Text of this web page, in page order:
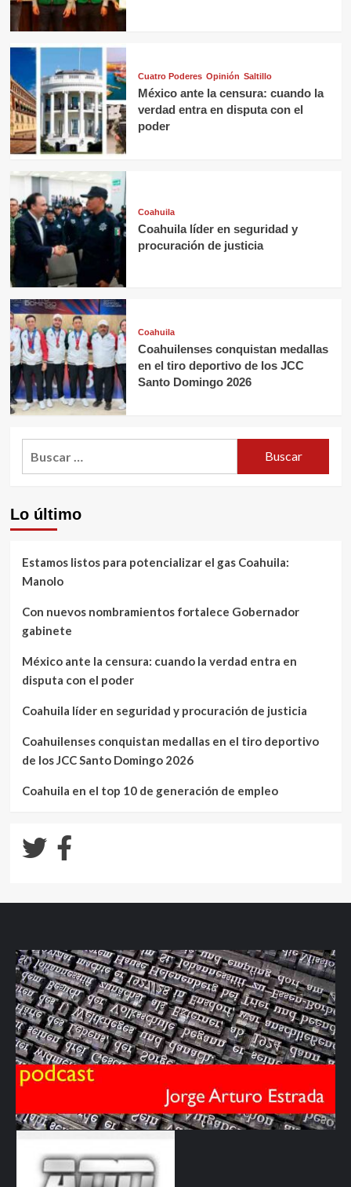
Cuatro Poderes Opinión Saltillo
México ante la censura: cuando la
verdad entra en disputa con el
poder
Coahuila
Coahuila líder en seguridad y
procuración de justicia
Coahuila
Coahuilenses conquistan medallas
en el tiro deportivo de los JCC
Santo Domingo 2026
Lo último
Estamos listos para potencializar el gas Coahuila:
Manolo
Con nuevos nombramientos fortalece Gobernador
gabinete
México ante la censura: cuando la verdad entra en
disputa con el poder
Coahuila líder en seguridad y procuración de justicia
Coahuilenses conquistan medallas en el tiro deportivo
de los JCC Santo Domingo 2026
Coahuila en el top 10 de generación de empleo